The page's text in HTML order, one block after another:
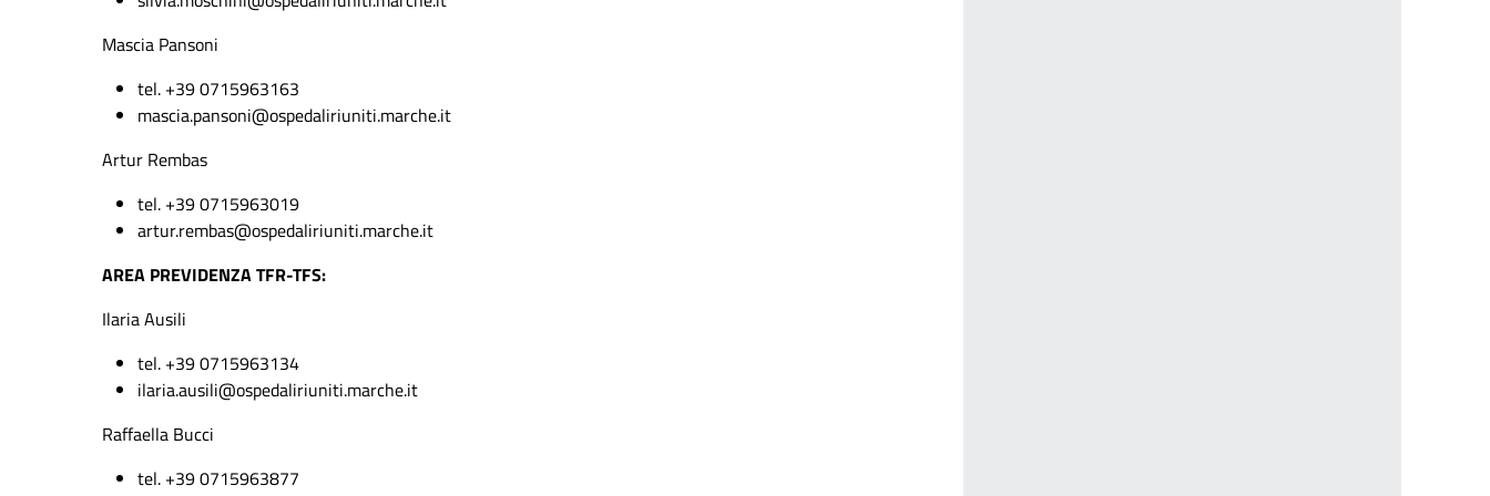
Mascia Pansoni
tel. +39 0715963163
mascia.pansoni@ospedaliriuniti.marche.it
Artur Rembas
tel. +39 0715963019
artur.rembas@ospedaliriuniti.marche.it
AREA PREVIDENZA TFR-TFS:
Ilaria Ausili
tel. +39 0715963134
ilaria.ausili@ospedaliriuniti.marche.it
Raffaella Bucci
tel. +39 0715963877